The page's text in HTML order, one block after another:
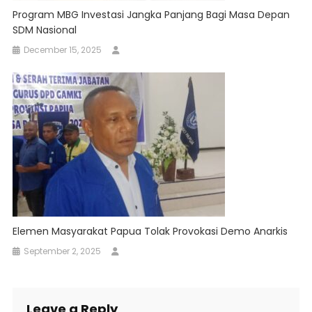
Program MBG Investasi Jangka Panjang Bagi Masa Depan
SDM Nasional
December 15, 2025
Elemen Masyarakat Papua Tolak Provokasi Demo Anarkis
September 2, 2025